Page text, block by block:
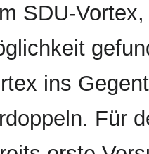
SDU-
ins
Für